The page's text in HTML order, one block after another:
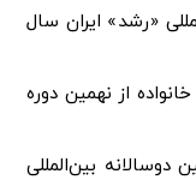
«رشد» ایران سال
از نهمین دوره
دوسالانه بین‌المللی